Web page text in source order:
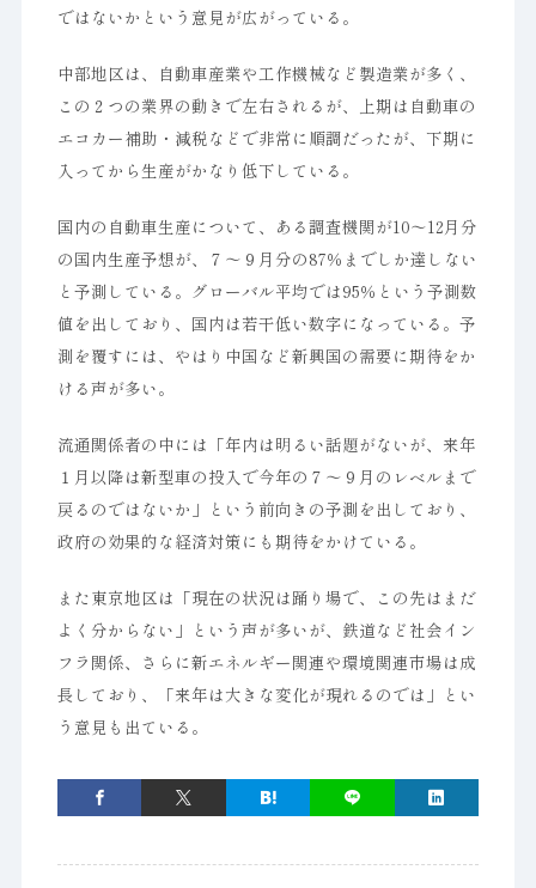
ではないかという意見が広がっている。
中部地区は、自動車産業や工作機械など製造業が多く、
この２つの業界の動きで左右されるが、上期は自動車の
エコカー補助・減税などで非常に順調だったが、下期に
入ってから生産がかなり低下している。
国内の自動車生産について、ある調査機関が10～12月分
の国内生産予想が、７～９月分の87％までしか達しない
と予測している。グローバル平均では95％という予測数
値を出しており、国内は若干低い数字になっている。予
測を覆すには、やはり中国など新興国の需要に期待をか
ける声が多い。
流通関係者の中には「年内は明るい話題がないが、来年
１月以降は新型車の投入で今年の７～９月のレベルまで
戻るのではないか」という前向きの予測を出しており、
政府の効果的な経済対策にも期待をかけている。
また東京地区は「現在の状況は踊り場で、この先はまだ
よく分からない」という声が多いが、鉄道など社会イン
フラ関係、さらに新エネルギー関連や環境関連市場は成
長しており、「来年は大きな変化が現れるのでは」とい
う意見も出ている。